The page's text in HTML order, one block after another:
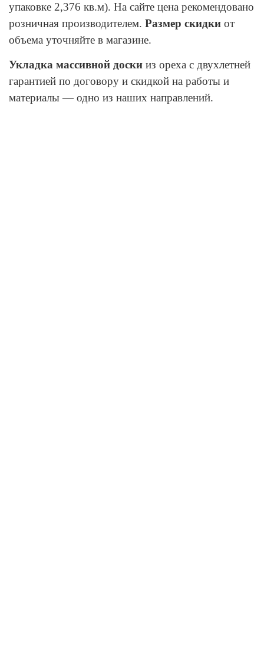
упаковке 2,376 кв.м). На сайте цена рекомендовано
розничная производителем. Размер скидки от
объема уточняйте в магазине.
Укладка массивной доски из ореха с двухлетней
гарантией по договору и скидкой на работы и
материалы — одно из наших направлений.